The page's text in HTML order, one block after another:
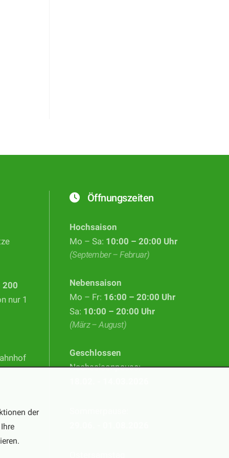
200
nur 1
Öffnungszeiten
Hochsaison
Mo – Sa: 10:00 – 20:00 Uhr
(September – Februar)
Nebensaison
Mo – Fr: 16:00 – 20:00 Uhr
Sa: 10:00 – 20:00 Uhr
(März – August)
Geschlossen
Nachsaisonpause:
der